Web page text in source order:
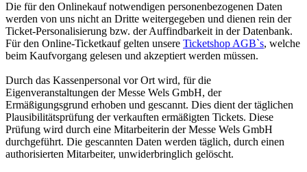
Die für den Onlinekauf notwendigen personenbezogenen Daten
werden von uns nicht an Dritte weitergegeben und dienen rein der
Ticket-Personalisierung bzw. der Auffindbarkeit in der Datenbank.
Für den Online-Ticketkauf gelten unsere Ticketshop AGB`s, welche
beim Kaufvorgang gelesen und akzeptiert werden müssen.
Durch das Kassenpersonal vor Ort wird, für die
Eigenveranstaltungen der Messe Wels GmbH, der
Ermäßigungsgrund erhoben und gescannt. Dies dient der täglichen
Plausibilitätsprüfung der verkauften ermäßigten Tickets. Diese
Prüfung wird durch eine Mitarbeiterin der Messe Wels GmbH
durchgeführt. Die gescannten Daten werden täglich, durch einen
authorisierten Mitarbeiter, unwiderbringlich gelöscht.